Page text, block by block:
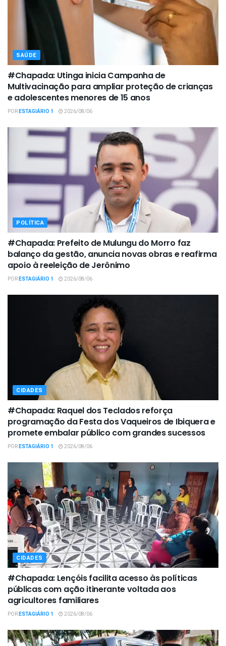
SAÚDE
#Chapada: Utinga inicia Campanha de
Multivacinação para ampliar proteção de crianças
e adolescentes menores de 15 anos
PORESTAGIÁRIO 1 2026/08/06
POLÍTICA
#Chapada: Prefeito de Mulungu do Morro faz
balanço da gestão, anuncia novas obras e reafirma
apoio à reeleição de Jerônimo
PORESTAGIÁRIO 1 2026/08/06
CIDADES
#Chapada: Raquel dos Teclados reforça
programação da Festa dos Vaqueiros de Ibiquera e
promete embalar público com grandes sucessos
PORESTAGIÁRIO 1 2026/08/06
CIDADES
#Chapada: Lençóis facilita acesso às políticas
públicas com ação itinerante voltada aos
agricultores familiares
PORESTAGIÁRIO 1 2026/08/06